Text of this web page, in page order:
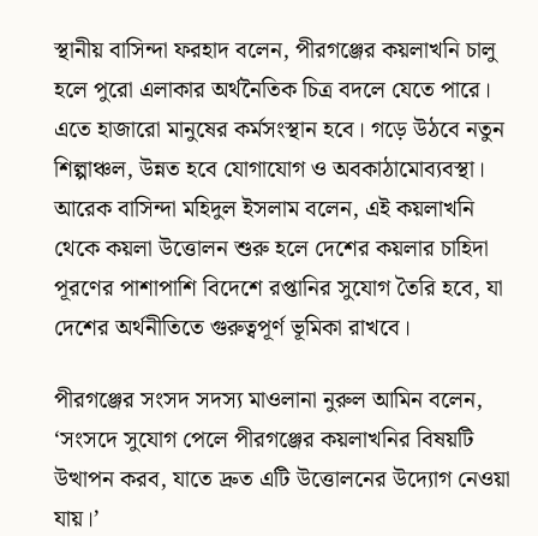
স্থানীয় বাসিন্দা ফরহাদ বলেন, পীরগঞ্জের কয়লাখনি চালু
হলে পুরো এলাকার অর্থনৈতিক চিত্র বদলে যেতে পারে।
এতে হাজারো মানুষের কর্মসংস্থান হবে। গড়ে উঠবে নতুন
শিল্পাঞ্চল, উন্নত হবে যোগাযোগ ও অবকাঠামোব্যবস্থা।
আরেক বাসিন্দা মহিদুল ইসলাম বলেন, এই কয়লাখনি
থেকে কয়লা উত্তোলন শুরু হলে দেশের কয়লার চাহিদা
পূরণের পাশাপাশি বিদেশে রপ্তানির সুযোগ তৈরি হবে, যা
দেশের অর্থনীতিতে গুরুত্বপূর্ণ ভূমিকা রাখবে।
পীরগঞ্জের সংসদ সদস্য মাওলানা নুরুল আমিন বলেন,
‘সংসদে সুযোগ পেলে পীরগঞ্জের কয়লাখনির বিষয়টি
উত্থাপন করব, যাতে দ্রুত এটি উত্তোলনের উদ্যোগ নেওয়া
যায়।’